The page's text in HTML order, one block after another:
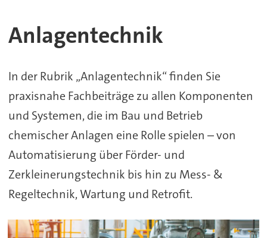
Systeme
Betrieb
chemischer
Anlagen
Anlagentechnik
In der Rubrik „Anlagentechnik“ finden Sie
praxisnahe Fachbeiträge zu allen Komponenten
und Systemen, die im Bau und Betrieb
chemischer Anlagen eine Rolle spielen – von
Automatisierung über Förder- und
Zerkleinerungstechnik bis hin zu Mess- &
Regeltechnik, Wartung und Retrofit.